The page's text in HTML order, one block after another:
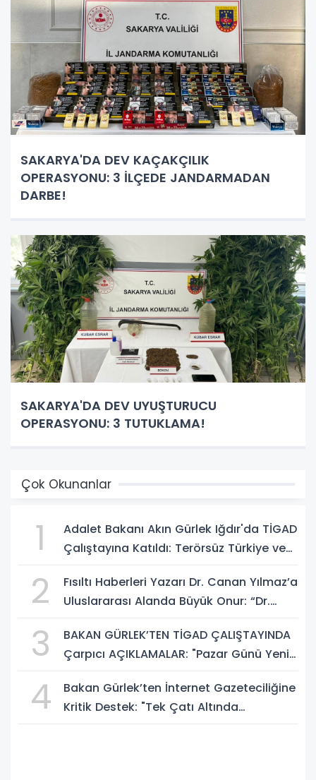
SAKARYA'DA DEV KAÇAKÇILIK
OPERASYONU: 3 İLÇEDE JANDARMADAN
DARBE!
SAKARYA'DA DEV UYUŞTURUCU
OPERASYONU: 3 TUTUKLAMA!
Çok Okunanlar
1
Adalet Bakanı Akın Gürlek Iğdır'da TİGAD
Çalıştayına Katıldı: Terörsüz Türkiye ve
2
Fısıltı Haberleri Yazarı Dr. Canan Yılmaz’a
Uluslararası Alanda Büyük Onur: “Dr.
3
BAKAN GÜRLEK’TEN TİGAD ÇALIŞTAYINDA
Çarpıcı AÇIKLAMALAR: "Pazar Günü Yeni
4
Bakan Gürlek’ten İnternet Gazeteciliğine
Kritik Destek: "Tek Çatı Altında